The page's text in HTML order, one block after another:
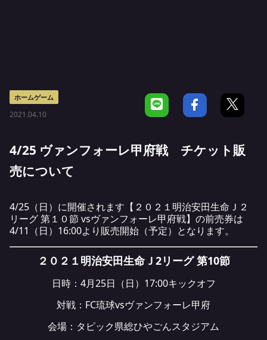
ホームゲーム
2021.04.10
4/25 ヴァンフォーレ甲府戦 チケット販
売について
4/25（日）に開催されます【２０２１明治安田生命Ｊ２
リーグ 第１０節 vsヴァンフォーレ甲府戦】の前売券は
4/11（日）16:00より販売開始（予定）となります。
２０２１明治安田生命Ｊ2リーグ 第10節
日時：4月25日（日）17:00キックオフ
対戦：FC琉球vsヴァンフォーレ甲府
会場：タピック県総ひやごんスタジアム